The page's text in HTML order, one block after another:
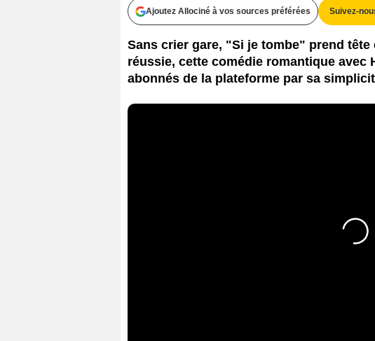
Ajoutez Allociné à vos sources préférées Suivez-
Sans crier gare, "Si je tombe" prend
réussie, cette comédie romantique avec
abonnés de la plateforme par sa